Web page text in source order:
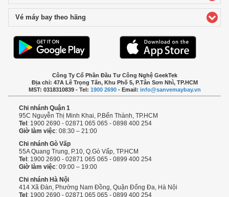
Vé máy bay theo hãng
Công Ty Cổ Phần Đầu Tư Công Nghệ GeekTek
Địa chỉ: 47A Lê Trọng Tấn, Khu Phố 5, P.Tân Sơn Nhì, TP.HCM
MST: 0318310839 - Tel: 1900 2690- Email: info@sanvemaybay.vn
Chi nhánh Quận 1
95C Nguyễn Thị Minh Khai, P.Bến Thành, TP.HCM
Tel: 1900 2690 - 02871 065 065 - 0898 400 254
Giờ làm việc: 08:30 – 21:00
Chi nhánh Gò Vấp
55A Quang Trung, P.10, Q.Gò Vấp, TP.HCM
Tel: 1900 2690 - 02871 065 065 - 0899 400 254
Giờ làm việc: 09:00 – 19:00
Chi nhánh Hà Nội
414 Xã Đàn, Phường Nam Đồng, Quận Đống Đa, Hà Nội
Tel: 1900 2690 - 02871 065 065 - 0899 400 254